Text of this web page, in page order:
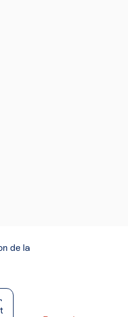
de la
d'utilisation